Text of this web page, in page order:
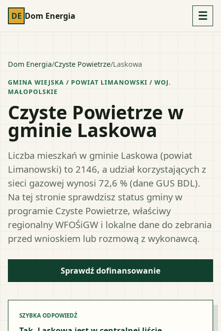
DE Dom Energia ☰
Dom Energia/Czyste Powietrze/Laskowa
GMINA WIEJSKA / POWIAT LIMANOWSKI / WOJ.
MAŁOPOLSKIE
Czyste Powietrze w
gminie Laskowa
Liczba mieszkań w gminie Laskowa (powiat
Limanowski) to 2146, a udział korzystających z
sieci gazowej wynosi 72,6 % (dane GUS BDL).
Na tej stronie sprawdzisz status gminy w
programie Czyste Powietrze, właściwy
regionalny WFOŚiGW i lokalne dane do zebrania
przed wnioskiem lub rozmową z wykonawcą.
Sprawdź dofinansowanie
SZYBKA ODPOWIEDŹ